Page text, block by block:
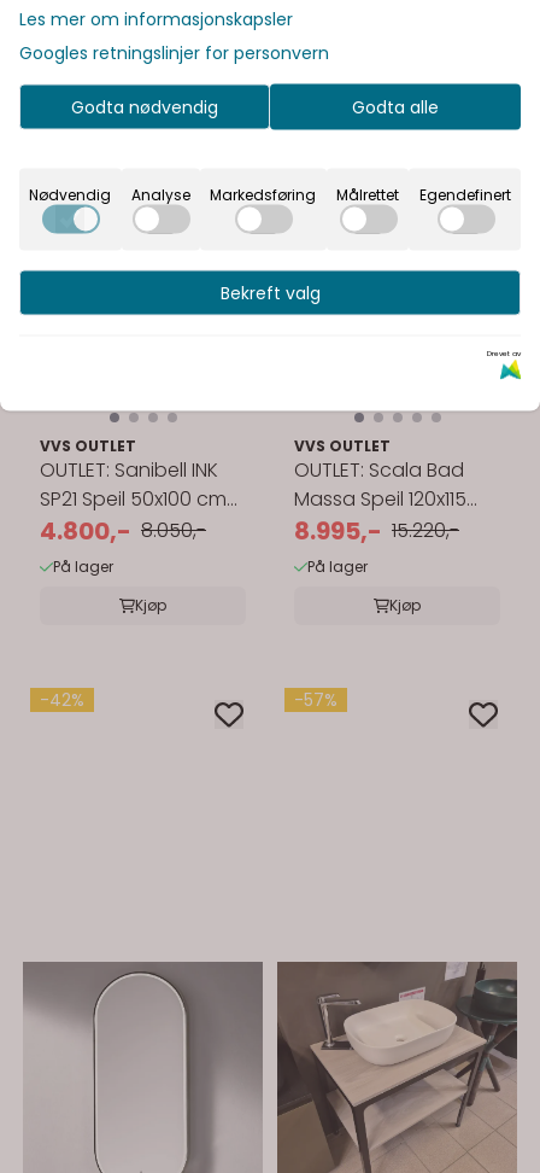
VVS OUTLET
OUTLET: Sanibell INK
SP21 Speil 50x100 cm
med indirekte LED-lys
...
4.800,- 8.050,-
På lager
Kjøp
VVS OUTLET
OUTLET: Scala Bad
Massa Speil 120x115
cm med belysning
8.995,- 15.220,-
På lager
Kjøp
-42% -57%
Les mer om informasjonskapsler
Googles retningslinjer for personvern
Godta nødvendig Godta alle
Nødvendig Analyse Markedsføring Målrettet Egendefinert
Bekreft valg
Drevet av